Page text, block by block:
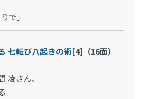
で」
七転び八起きの術[4]（16面）
凌さん、